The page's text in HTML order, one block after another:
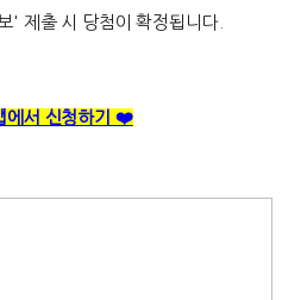
' 제출 시 당첨이 확정됩니다.
에서 신청하기 ❤️